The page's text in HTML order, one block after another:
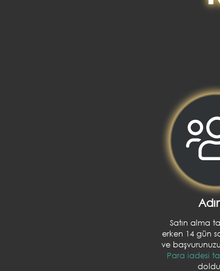
Satın alma
erken 14 gün
ve
Para iadesi